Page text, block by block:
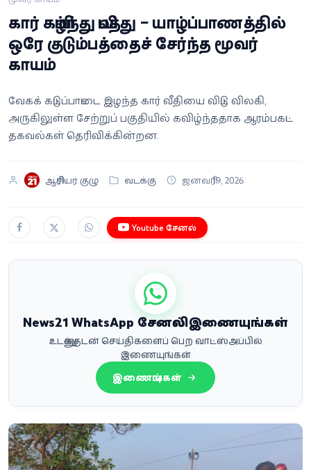
வீடியோ
வணிகம்
வெப்ஸ்டோரி
கார் கவிழ்ந்து விபத்து – யாழ்ப்பாணத்தில்
ஒரே குடும்பத்தைச் சேர்ந்த மூவர்
காயம்
வேகக் கட்டுப்பாட்டை இழந்த கார் வீதியை விட்டு விலகி,
அருகிலுள்ள சேற்றுப் பகுதியில் கவிழ்ந்ததாக ஆரம்பகட்ட
தகவல்கள் தெரிவிக்கின்றன.
ஆசிரியர் குழு வடக்கு ஜனவரி 19, 2026
Youtube சேனல்
News21 WhatsApp சேனலில் இணையுங்கள்
உடனுக்குடன் செய்திகளைப் பெற வாட்ஸ்அப்பில்
இணையுங்கள்
இணையுங்கள்